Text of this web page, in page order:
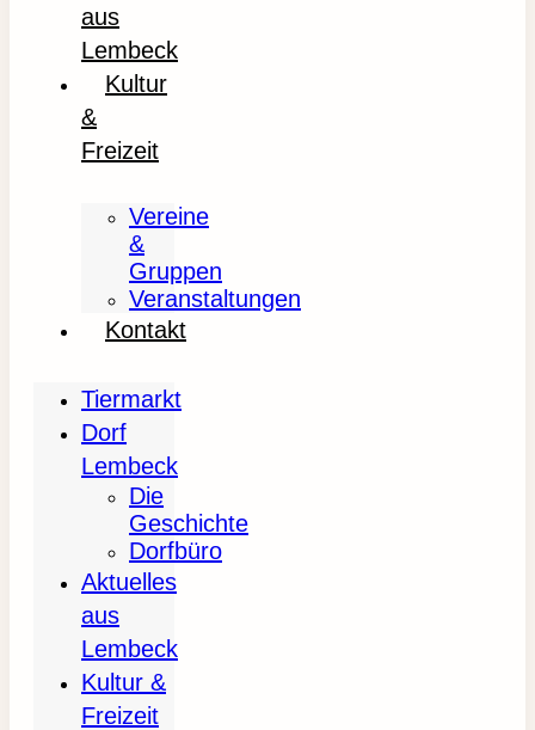
aus
Lembeck
Kultur
&
Freizeit
Vereine
&
Gruppen
Veranstaltungen
Kontakt
Tiermarkt
Dorf
Lembeck
Die
Geschichte
Dorfbüro
Aktuelles
aus
Lembeck
Kultur &
Freizeit